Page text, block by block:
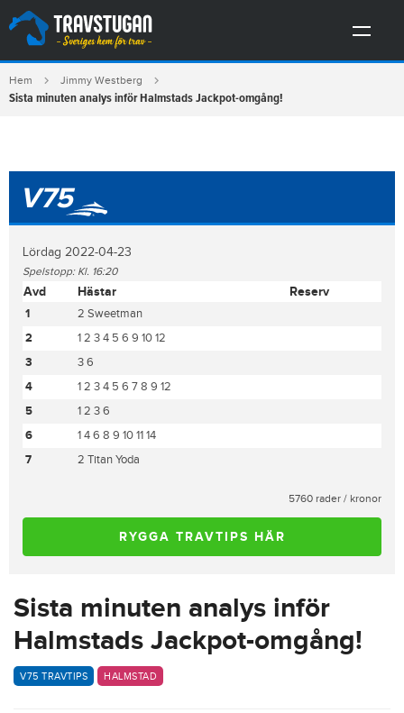
Hem Jimmy Westberg
Sista minuten analys inför Halmstads Jackpot-omgång!
V75
Lördag 2022-04-23
Spelstopp: Kl. 16:20
Avd Hästar Reserv
1
2 Sweetman
2
1 2 3 4 5 6 9 10 12
3
3 6
4
1 2 3 4 5 6 7 8 9 12
5
1 2 3 6
6
1 4 6 8 9 10 11 14
7
2 Titan Yoda
5760 rader / kronor
RYGGA TRAVTIPS HÄR
Sista minuten analys inför
Halmstads Jackpot-omgång!
V75 TRAVTIPS HALMSTAD